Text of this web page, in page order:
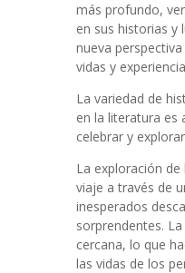
más profundo,
en sus historias y
nueva
vidas y
La variedad de
en la literatura es
celebrar y
La exploración
viaje a través de
inesperados
sorprendentes.
cercana, lo que
las vidas de los